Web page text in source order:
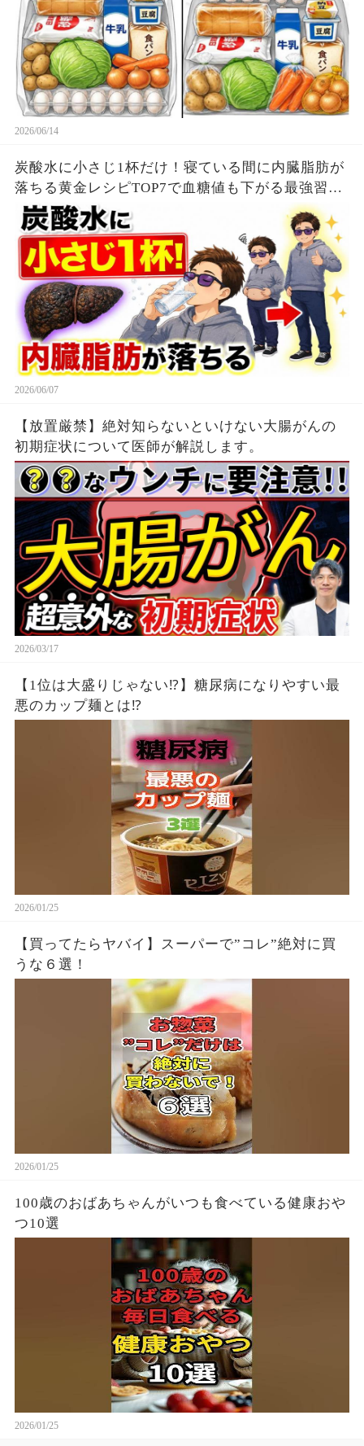
2026/06/14
炭酸水に小さじ1杯だけ！寝ている間に内臓脂肪が
落ちる黄金レシピTOP7で血糖値も下がる最強習慣
【ダイエット整体師】
2026/06/07
【放置厳禁】絶対知らないといけない大腸がんの
初期症状について医師が解説します。
2026/03/17
【1位は大盛りじゃない⁉】糖尿病になりやすい最
悪のカップ麺とは⁉
2026/01/25
【買ってたらヤバイ】スーパーで”コレ”絶対に買
うな６選！
2026/01/25
100歳のおばあちゃんがいつも食べている健康おや
つ10選
2026/01/25